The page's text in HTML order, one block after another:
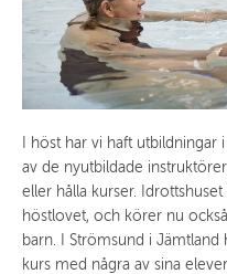
I höst har vi haft
av de nyutbildade
eller hålla kurser.
höstlovet, och körer nu
barn. I Strömsund i
kurs med några av sina